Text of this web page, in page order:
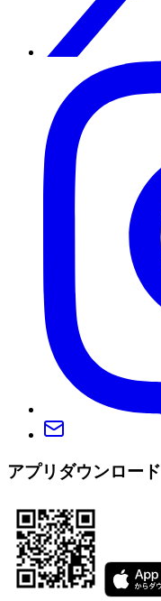
アプリダウンロード